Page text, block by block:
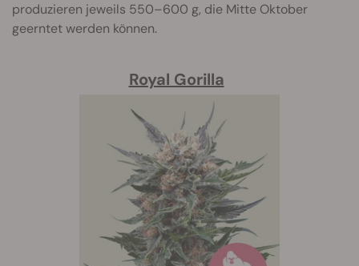
produzieren jeweils 550–600 g, die Mitte Oktober
geerntet werden können.
Royal Gorilla